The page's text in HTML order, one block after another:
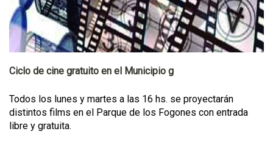
Ciclo de cine gratuito en el Municipio g
Todos los lunes y martes a las 16 hs. se proyectarán
distintos films en el Parque de los Fogones con entrada
libre y gratuita.